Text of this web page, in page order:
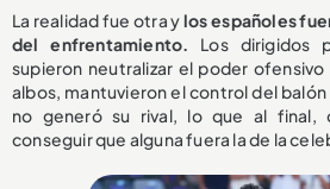
La realidad fue otra ylos españoles
del enfrentamiento. Los dirigidos
supieron neutralizar el poder
albos, mantuvieron el control del
no generó su rival, lo que al final,
conseguir que alguna fuera la de la